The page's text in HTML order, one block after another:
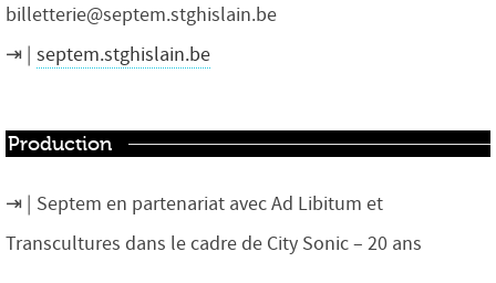
billetterie@septem.stghislain.be
septem.stghislain.be
Production
Septem en partenariat avec Ad Libitum et
Transcultures dans le cadre de City Sonic – 20 ans